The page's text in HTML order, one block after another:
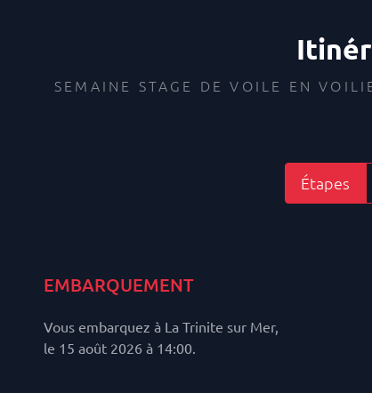
SEMAINE STAGE DE VOILE EN
Étapes
EMBARQUEMENT
Vous embarquez à La Trinite sur Mer,
le 15 août 2026 à 14:00.